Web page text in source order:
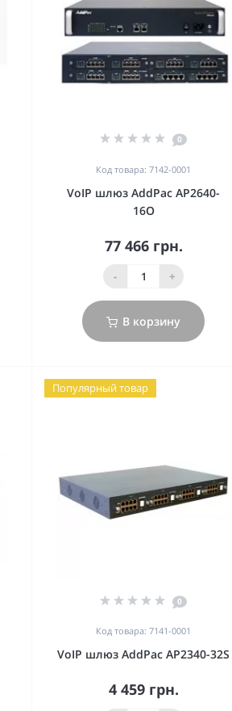
0
Код товара: 7142-0001
VoIP шлюз AddPac AP2640-
16O
77 466 грн.
- +
В корзину
Популярный товар
0
Код товара: 7141-0001
VoIP шлюз AddPac AP2340-32S
4 459 грн.